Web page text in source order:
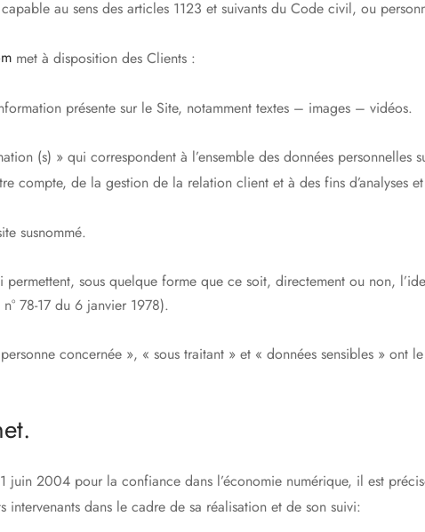
au sens des articles 1123 et suivants du Code civil, ou
met à disposition des Clients :
présente sur le Site, notamment textes – images – vidéos.
(s) » qui correspondent à l’ensemble des données personnelles
compte, de la gestion de la relation client et à des fins d’analyses
susnommé.
permettent, sous quelque forme que ce soit, directement ou non,
78-17 du 6 janvier 1978).
concernée », « sous traitant » et « données sensibles » ont
2004 pour la confiance dans l’économie numérique, il est
intervenants dans le cadre de sa réalisation et de son suivi: